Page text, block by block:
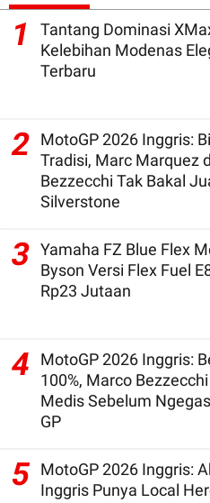
1
Tantang Dominasi
Kelebihan Modenas
Terbaru
2
MotoGP 2026 Inggris:
Tradisi, Marc Marquez
Bezzecchi Tak Bakal
Silverstone
3 Yamaha FZ Blue Flex
Byson Versi Flex Fuel
Rp23 Jutaan
4
MotoGP 2026 Inggris:
100%, Marco
Medis Sebelum
GP
5 MotoGP 2026 Inggris:
Inggris Punya Local